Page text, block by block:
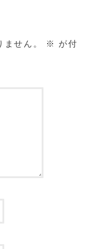
せん。 ※ が付